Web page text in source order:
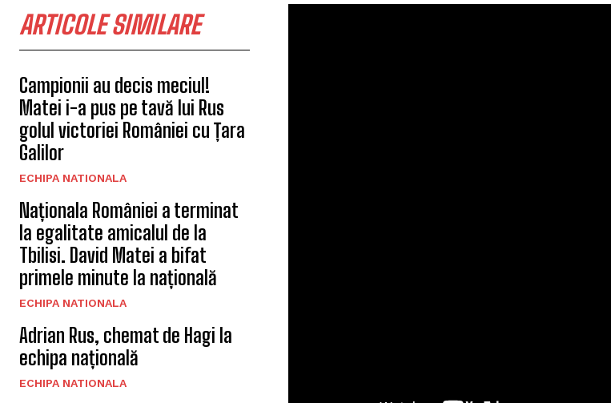
ARTICOLE SIMILARE
Campionii au decis meciul!
Matei i-a pus pe tavă lui Rus
golul victoriei României cu Țara
Galilor
ECHIPA NATIONALA
Naționala României a terminat
la egalitate amicalul de la
Tbilisi. David Matei a bifat
primele minute la națională
ECHIPA NATIONALA
Adrian Rus, chemat de Hagi la
echipa națională
ECHIPA NATIONALA